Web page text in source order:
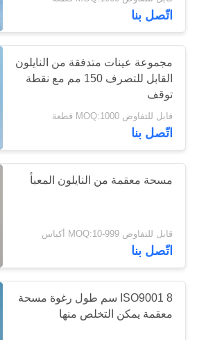
في
المصنع
مراقبة
الجودة
اتصل
بنا
الحالات
اطلب
مسحات بوليستر
135
مجموعة تنظيف
الكاميرا
اتّصل بنا
مجموعة عينات متدفقة من النايلون
القابل للتصرف 150 مم مع نقطة
توقف
قابل للتفاوض MOQ:1000 قطعة
اتّصل بنا
مسحة معقمة من النايلون المعبأ
قابل للتفاوض MOQ:10-999 أكياس
اتّصل بنا
ISO9001 8 سم طول رغوة مسحة
معقمة يمكن التخلص منها